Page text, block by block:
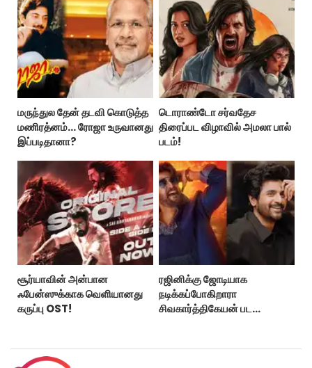
மருந்துல தேன் தடவி கொடுத்த
மணிரத்னம்... ரோஜா உருவானது
இப்படிதானா?
டொராண்டோ சர்வதேச
திரைப்பட விழாவில் அமலா பால்
படம்!
சூர்யாவின் அன்பான
ஃபேன்ஸுக்காக வெளியானது
கருப்பு OST!
ரஜினிக்கு ஜோடியாக
நடிக்கப்போகிறாரா
சிவகார்த்திகேயன் பட